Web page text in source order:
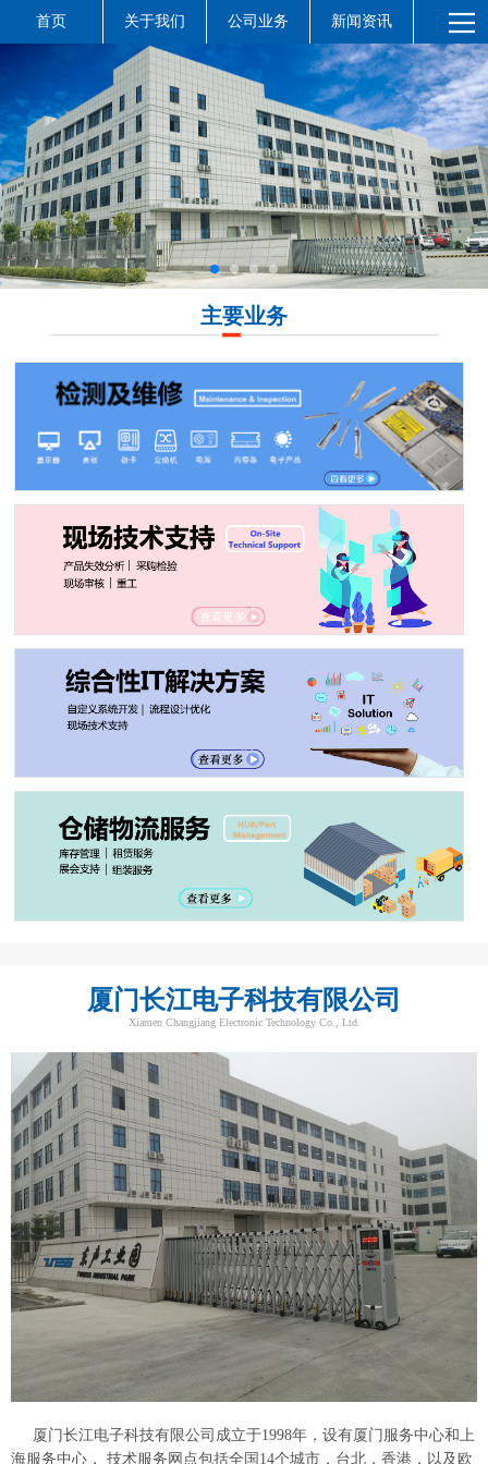
首页 关于我们 公司业务 新闻资讯
主要业务
厦门长江电子科技有限公司
Xiamen Changjiang Electronic Technology Co., Ltd.
厦门长江电子科技有限公司成立于1998年，设有厦门服务中心和上
海服务中心， 技术服务网点包括全国14个城市，台北，香港，以及欧